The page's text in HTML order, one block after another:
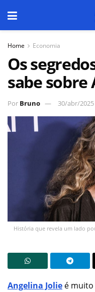
Home Economia
Os
sabe sobre
Por Bruno 30/abr/2025
História que revela um lado
Angelina Jolie é